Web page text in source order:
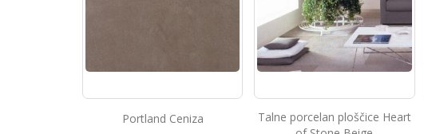
Portland Ceniza
Talne porcelan ploščice Heart